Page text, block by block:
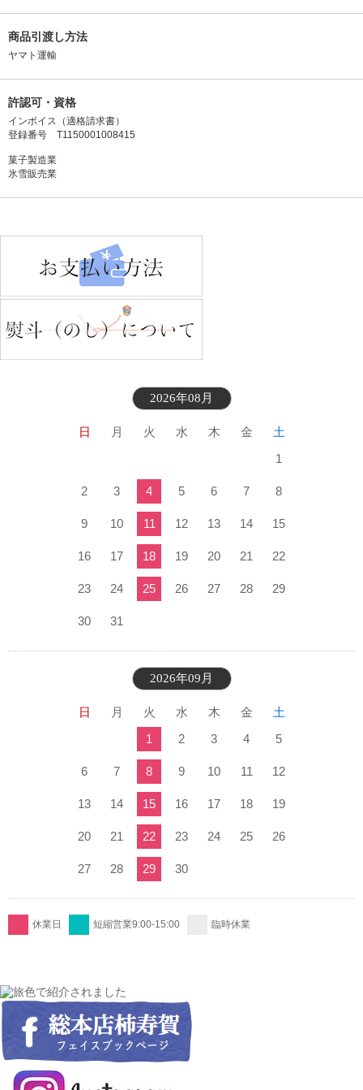
商品引渡し方法
ヤマト運輸
許認可・資格
インボイス（適格請求書）
登録番号 T1150001008415
菓子製造業
氷雪販売業
2026年08月
日 月 火 水 木 金
土
1
2 3 4 5 6 7 8
9 10 11 12 13 14 15
16 17 18 19 20 21 22
23 24 25 26 27 28 29
30 31
2026年09月
日 月 火 水 木 金
土
1
2 3 4 5
6 7 8 9 10 11 12
13 14 15 16 17 18 19
20 21 22 23 24 25 26
27 28 29 30
休業日 短縮営業9:00-15:00 臨時休業